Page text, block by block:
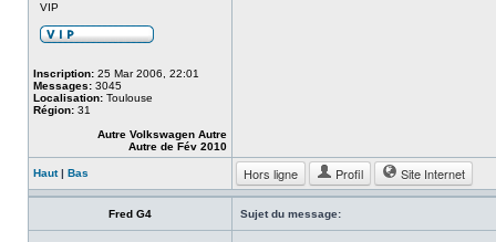
VIP
Inscription: 25 Mar 2006, 22:01
Messages: 3045
Localisation: Toulouse
Région: 31
Autre Volkswagen Autre
Autre de Fév 2010
Haut| Bas Hors ligne Profil Site Internet
Fred G4 Sujet du message: